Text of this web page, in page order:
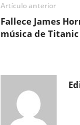
Artículo anterior
Fallece James
música de Titanic